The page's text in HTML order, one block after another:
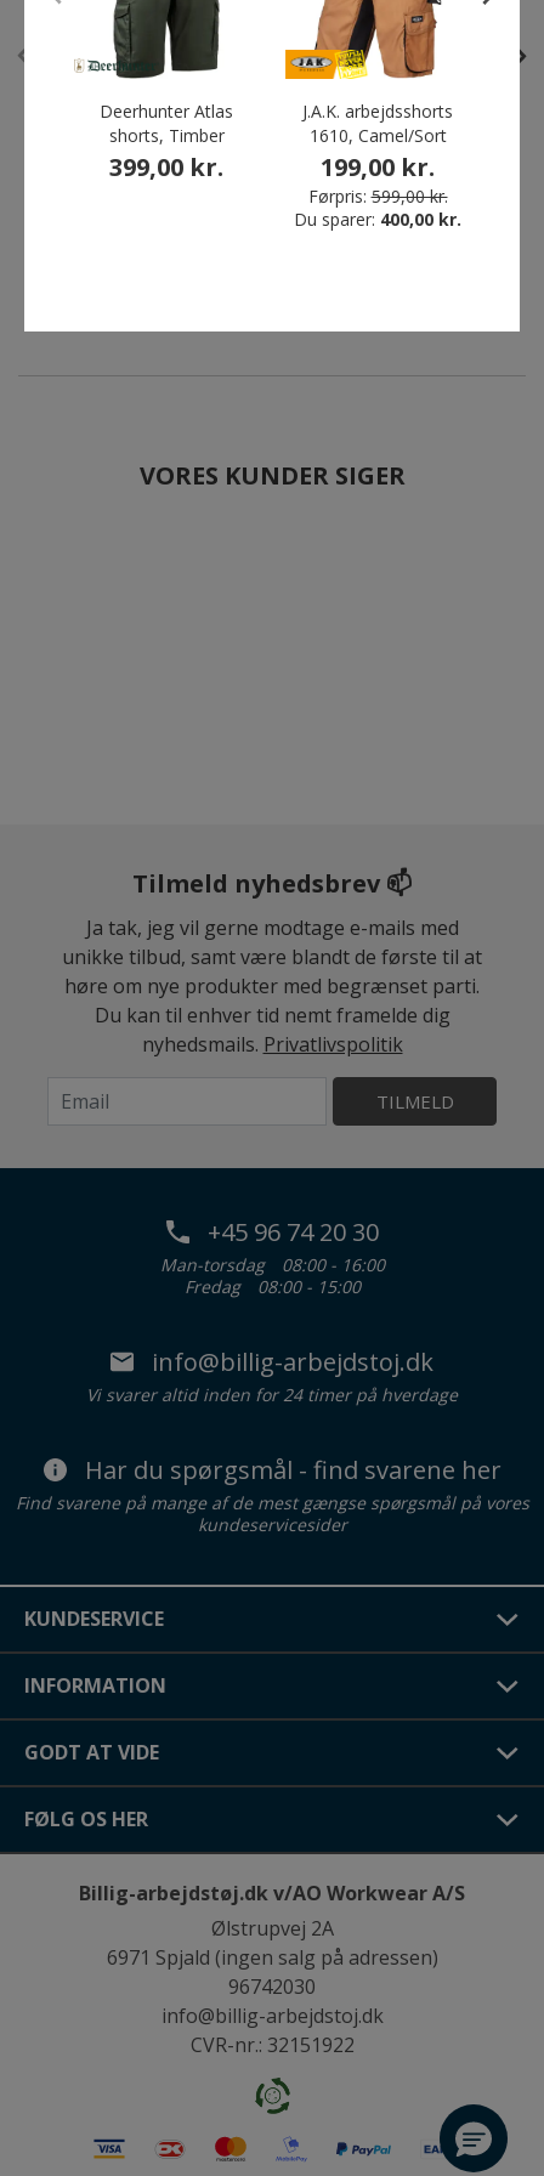
ProActive by JBS
Clique Basic Active shorts,
Dark navy
95,20 kr.
Deerhunter Atlas
shorts, Timber
399,00 kr.
J.A.K. arbejdsshorts
1610, Camel/Sort
199,00 kr.
Førpris: 599,00 kr.
Du sparer: 400,00 kr.
VORES KUNDER SIGER
Tilmeld nyhedsbrev 📫
Ja tak, jeg vil gerne modtage e-mails med
unikke tilbud, samt være blandt de første til at
høre om nye produkter med begrænset parti.
Du kan til enhver tid nemt framelde dig
nyhedsmails. Privatlivspolitik
TILMELD
+45 96 74 20 30
Man-torsdag
08:00 - 16:00
Fredag
08:00 - 15:00
info@billig-arbejdstoj.dk
Vi svarer altid inden for 24 timer på hverdage
Har du spørgsmål - find svarene her
Find svarene på mange af de mest gængse spørgsmål på vores
kundeservicesider
KUNDESERVICE
INFORMATION
GODT AT VIDE
FØLG OS HER
Billig-arbejdstøj.dk v/AO Workwear A/S
Ølstrupvej 2A
6971 Spjald (ingen salg på adressen)
96742030
info@billig-arbejdstoj.dk
CVR-nr.: 32151922